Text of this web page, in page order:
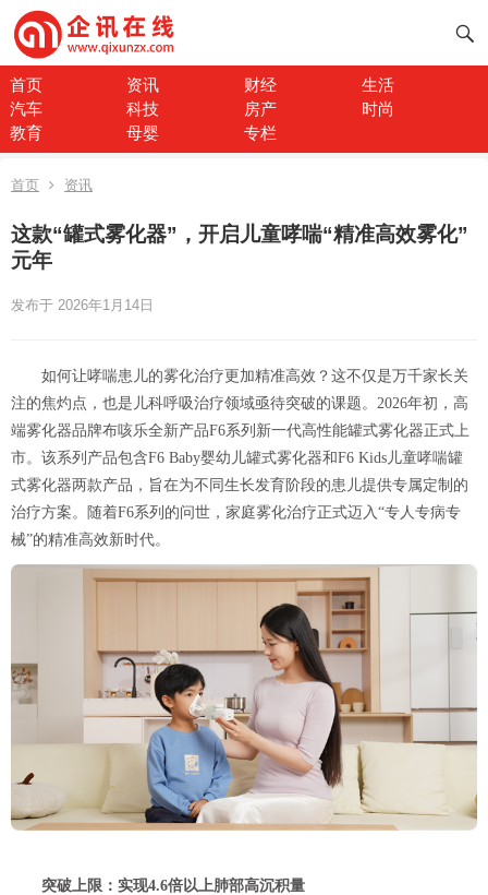
首页 资讯 财经
生活
汽车
科技 房产
时尚
教育
母婴 专栏
首页 资讯
这款“罐式雾化器”，开启儿童哮喘“精准高效雾化”
元年
发布于 2026年1月14日
如何让哮喘患儿的雾化治疗更加精准高效？这不仅是万千家长关
注的焦灼点，也是儿科呼吸治疗领域亟待突破的课题。2026年初，高
端雾化器品牌布咳乐全新产品F6系列新一代高性能罐式雾化器正式上
市。该系列产品包含F6 Baby婴幼儿罐式雾化器和F6 Kids儿童哮喘罐
式雾化器两款产品，旨在为不同生长发育阶段的患儿提供专属定制的
治疗方案。随着F6系列的问世，家庭雾化治疗正式迈入“专人专病专
械”的精准高效新时代。
突破上限：实现4.6倍以上肺部高沉积量